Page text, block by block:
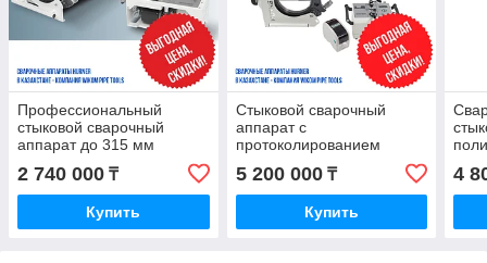
Профессиональный
стыковой сварочный
аппарат до 315 мм
немецкого производителя
HURNER SmartLine 315
2 740 000 ₸
Купить
Стыковой сварочный
аппарат с
протоколированием
HURNER 315 для
полиэтилена
wikomtools.kz
5 200 000₸
Купить
4